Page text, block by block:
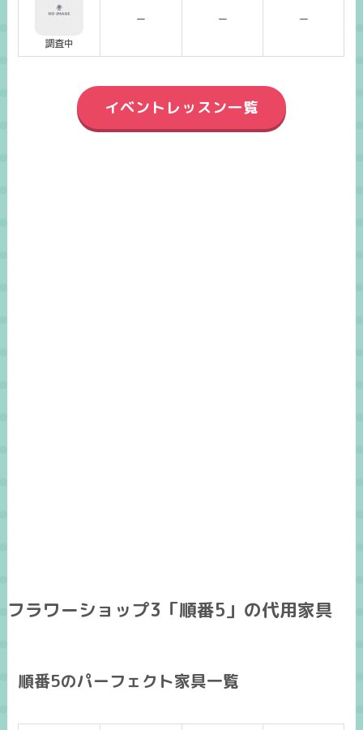
調査中
ー ー ー
イベントレッスン一覧
フラワーショップ3「順番5」の代用家具
順番5のパーフェクト家具一覧